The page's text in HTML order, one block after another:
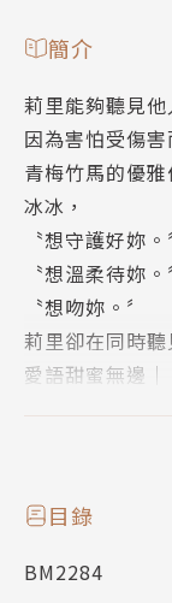
簡介
莉里能夠聽見他
因為害怕受傷
青梅竹馬的優
冰冰，
〝想守護好妳。〞
〝想溫柔待妳。〞
〝想吻妳。〞
莉里卻在同時
愛語甜蜜無邊｜
目錄
BM2284